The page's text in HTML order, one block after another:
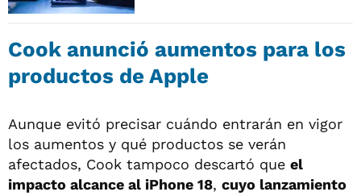
Cook anunció aumentos para los
productos de Apple
Aunque evitó precisar cuándo entrarán en vigor
los aumentos y qué productos se verán
afectados, Cook tampoco descartó que el
impacto alcance al iPhone 18, cuyo lanzamiento